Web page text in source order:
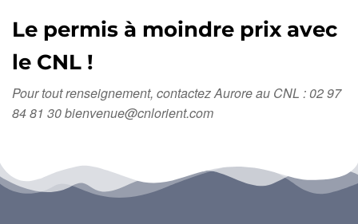
Le permis à moindre prix avec
le CNL !
Pour tout renseignement, contactez Aurore au CNL : 02 97
84 81 30 bienvenue@cnlorient.com